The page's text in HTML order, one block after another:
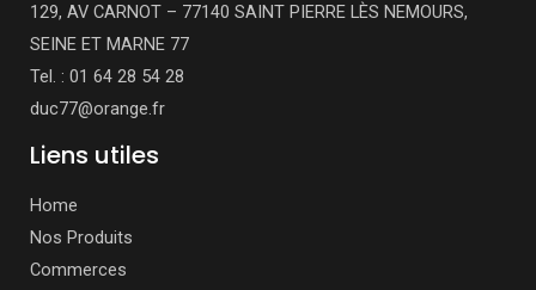
129, AV CARNOT – 77140 SAINT PIERRE LÈS NEMOURS,
SEINE ET MARNE 77
Tel. : 01 64 28 54 28
duc77@orange.fr
Liens utiles
Home
Nos Produits
Commerces